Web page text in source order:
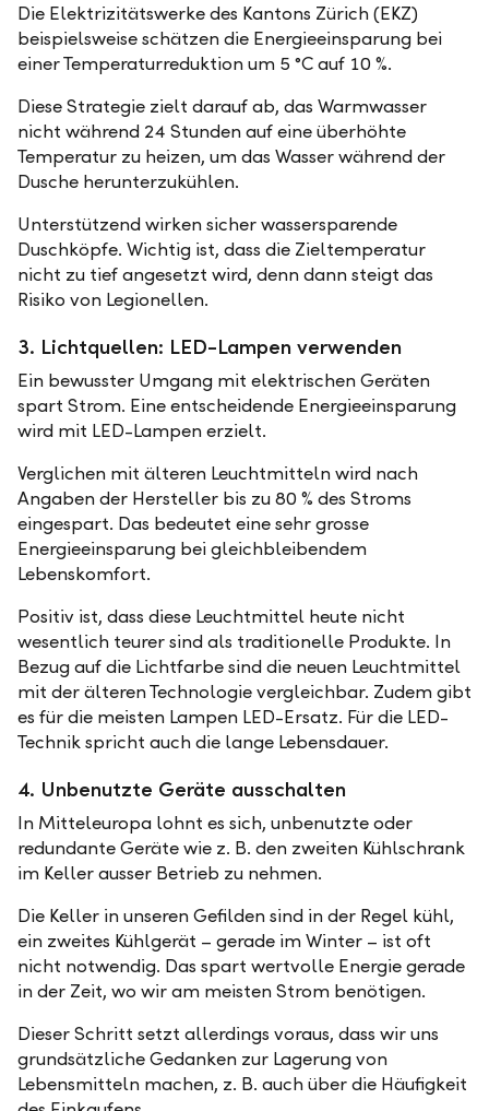
Die Elektrizitätswerke des Kantons Zürich (EKZ)
beispielsweise schätzen die Energieeinsparung bei
einer Temperaturreduktion um 5 °C auf 10 %.
Diese Strategie zielt darauf ab, das Warmwasser
nicht während 24 Stunden auf eine überhöhte
Temperatur zu heizen, um das Wasser während der
Dusche herunterzukühlen.
Unterstützend wirken sicher wassersparende
Duschköpfe. Wichtig ist, dass die Zieltemperatur
nicht zu tief angesetzt wird, denn dann steigt das
Risiko von Legionellen.
3. Lichtquellen: LED-Lampen verwenden
Ein bewusster Umgang mit elektrischen Geräten
spart Strom. Eine entscheidende Energieeinsparung
wird mit LED-Lampen erzielt.
Verglichen mit älteren Leuchtmitteln wird nach
Angaben der Hersteller bis zu 80 % des Stroms
eingespart. Das bedeutet eine sehr grosse
Energieeinsparung bei gleichbleibendem
Lebenskomfort.
Positiv ist, dass diese Leuchtmittel heute nicht
wesentlich teurer sind als traditionelle Produkte. In
Bezug auf die Lichtfarbe sind die neuen Leuchtmittel
mit der älteren Technologie vergleichbar. Zudem gibt
es für die meisten Lampen LED-Ersatz. Für die LED-
Technik spricht auch die lange Lebensdauer.
4. Unbenutzte Geräte ausschalten
In Mitteleuropa lohnt es sich, unbenutzte oder
redundante Geräte wie z. B. den zweiten Kühlschrank
im Keller ausser Betrieb zu nehmen.
Die Keller in unseren Gefilden sind in der Regel kühl,
ein zweites Kühlgerät – gerade im Winter – ist oft
nicht notwendig. Das spart wertvolle Energie gerade
in der Zeit, wo wir am meisten Strom benötigen.
Dieser Schritt setzt allerdings voraus, dass wir uns
grundsätzliche Gedanken zur Lagerung von
Lebensmitteln machen, z. B. auch über die Häufigkeit